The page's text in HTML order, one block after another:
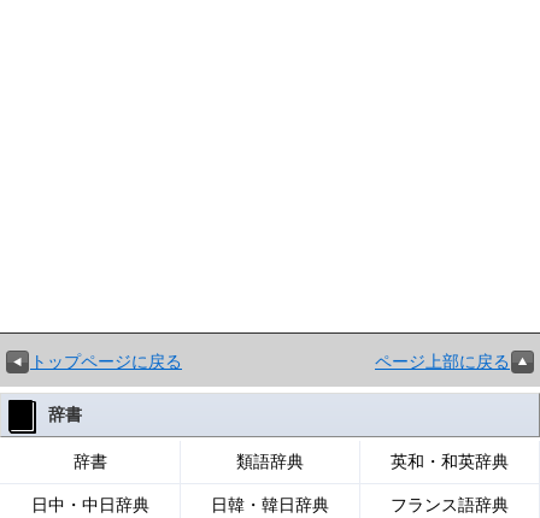
トップページに戻る ページ上部に戻る
辞書
辞書 類語辞典 英和・和英辞典
日中・中日辞典 日韓・韓日辞典 フランス語辞典